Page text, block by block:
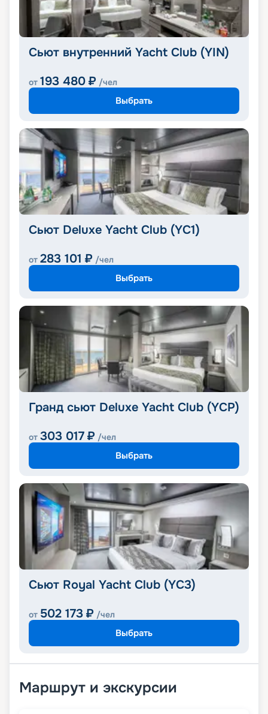
Сьют внутренний Yacht Club (YIN)
от 193 480 ₽ /чел
Выбрать
Сьют Deluxe Yacht Club (YC1)
от 283 101 ₽ /чел
Выбрать
Гранд сьют Deluxe Yacht Club (YCP)
от 303 017 ₽ /чел
Выбрать
Сьют Royal Yacht Club (YC3)
от 502 173 ₽ /чел
Выбрать
Маршрут и экскурсии